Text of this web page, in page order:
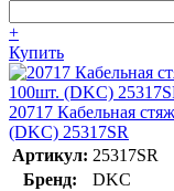
+
Купить
20717 Кабельная
(DKC) 25317SR
Артикул: 25317SR
Бренд:
DKC